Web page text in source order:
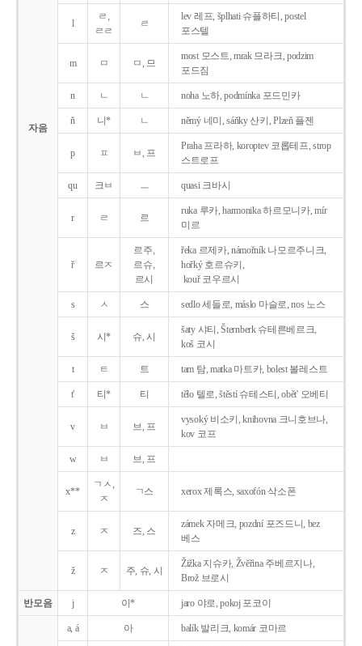
자음
l
ㄹ,
ㄹㄹ
ㄹ
lev 레프, šplhati 슈플하티, postel
포스텔
m ㅁ ㅁ, 므
most 모스트, mrak 므라크, podzim
포드짐
n ㄴ ㄴ noha 노하, podmínka 포드민카
ň 니* ㄴ němý 네미, sáňky 산키, Plzeň 플젠
p ㅍ ㅂ, 프
Praha 프라하, koroptev 코롭테프, strop
스트로프
qu 크ㅂ ㅡ quasi 크바시
r ㄹ 르
ruka 루카, harmonika 하르모니카, mír
미르
ř 르ㅈ
르주,
르슈,
르시
řeka 르제카, námořník 나모르주니크,
hořký 호르슈키,
kouř 코우르시
s ㅅ 스 sedlo 세들로, máslo 마슬로, nos 노스
š 시* 슈, 시
šaty 샤티, Šternberk 슈테른베르크,
koš 코시
t ㅌ 트 tam 탐, matka 마트카, bolest 볼레스트
t' 티* 티 tělo 텔로, štěstí 슈테스티, obět' 오베티
v ㅂ 브, 프
vysoký 비소키, knihovna 크니호브나,
kov 코프
w ㅂ 브, 프
x**
ㄱㅅ,
ㅈ
ㄱ스 xerox 제록스, saxofón 삭소폰
z ㅈ 즈, 스
zámek 자메크, pozdní 포즈드니, bez
베스
ž ㅈ 주, 슈, 시
Žižka 지슈카, Žvěřina 주베르지나,
Brož 브로시
반모음 j 이* jaro 야로, pokoj 포코이
a, á 아 balík 발리크, komár 코마르